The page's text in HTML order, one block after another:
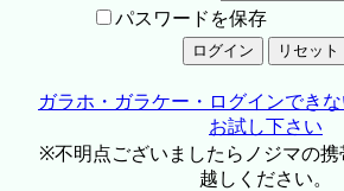
パスワードを保存
ガラホ・ガラケー・ログインでき
お試し下さい
※不明点ございましたらノジマの携
越しください。